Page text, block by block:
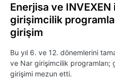
Enerjisa ve INVEXEN
girişimcilik
girişim
Bu yıl 6. ve 12. dönemlerini
ve Nar girişimcilik programları;
girişimi mezun etti.